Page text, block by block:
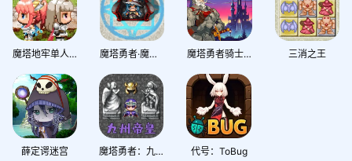
魔塔地牢单人双行 魔塔勇者·魔法师篇 魔塔勇者骑士篇 三消之王
薛定谔迷宫 魔塔勇者：九州帝皇篇 代号：ToBug